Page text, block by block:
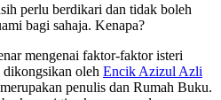
perlu berdikari dan tidak boleh
bagi sahaja. Kenapa?
mengenai faktor-faktor isteri
oleh Encik Azizul Azli
penulis dan Rumah Buku.